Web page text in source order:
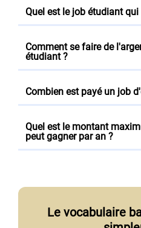
Quel est le job étudiant
Comment se faire de
étudiant ?
Combien est payé un job
Quel est le montant
peut gagner par an ?
Le vocabulaire